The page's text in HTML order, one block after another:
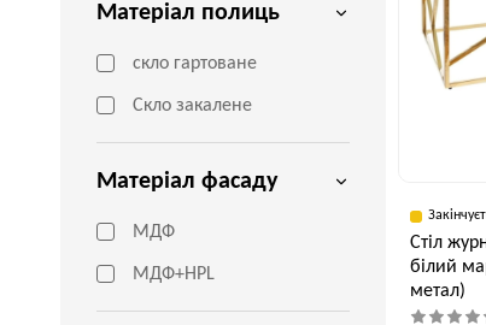
Матеріал полиць
скло гартоване
Скло закалене
Матеріал фасаду
МДФ
МДФ+HPL
Стіл
білий
метал)